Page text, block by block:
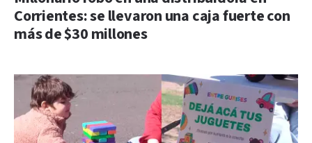
Corrientes: se llevaron una caja fuerte con
más de $30 millones